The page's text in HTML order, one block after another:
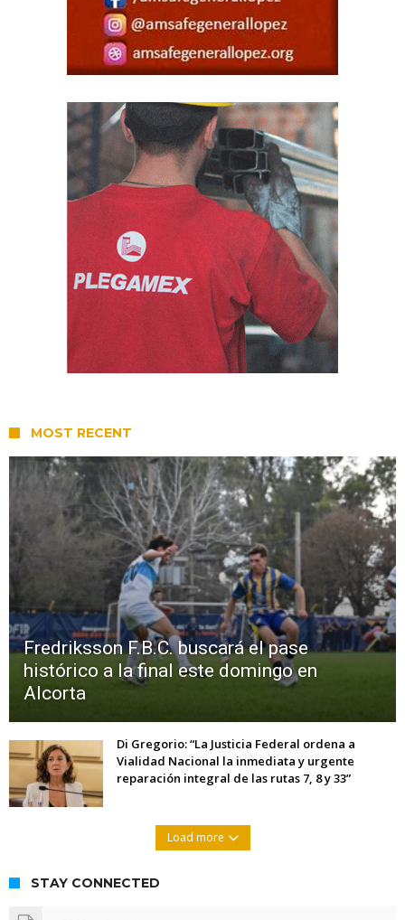
MOST RECENT
Fredriksson F.B.C. buscará el pase
histórico a la final este domingo en
Alcorta
Di Gregorio: “La Justicia Federal ordena a
Vialidad Nacional la inmediata y urgente
reparación integral de las rutas 7, 8 y 33”
Load more
STAY CONNECTED